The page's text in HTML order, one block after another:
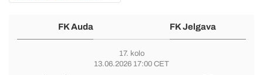
FK Auda FK Jelgava
17. kolo
13.06.2026 17:00 CET